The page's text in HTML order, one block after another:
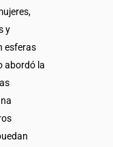
y
esferas
abordó la